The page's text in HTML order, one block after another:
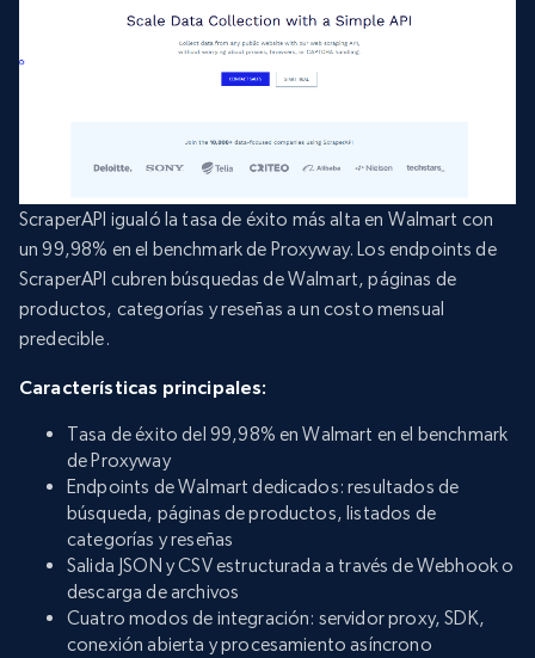
ScraperAPI igualó la tasa de éxito más alta en Walmart con
un 99,98% en el benchmark de Proxyway. Los endpoints de
ScraperAPI cubren búsquedas de Walmart, páginas de
productos, categorías y reseñas a un costo mensual
predecible.
Características principales:
Tasa de éxito del 99,98% en Walmart en el benchmark
de Proxyway
Endpoints de Walmart dedicados: resultados de
búsqueda, páginas de productos, listados de
categorías y reseñas
Salida JSON y CSV estructurada a través de Webhook o
descarga de archivos
Cuatro modos de integración: servidor proxy, SDK,
conexión abierta y procesamiento asíncrono